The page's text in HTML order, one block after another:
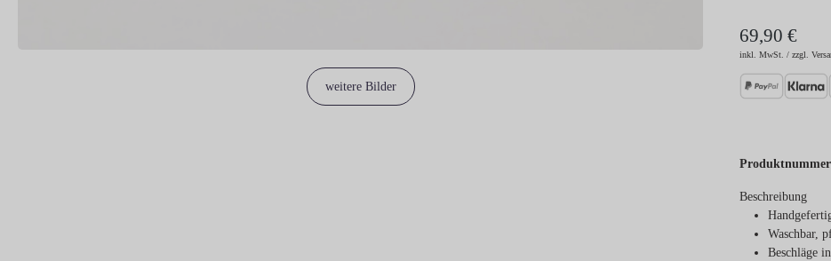
weitere Bilder
69,90 €
inkl. MwSt. / zzgl.
Beschreibung
Waschbar,
Beschläge